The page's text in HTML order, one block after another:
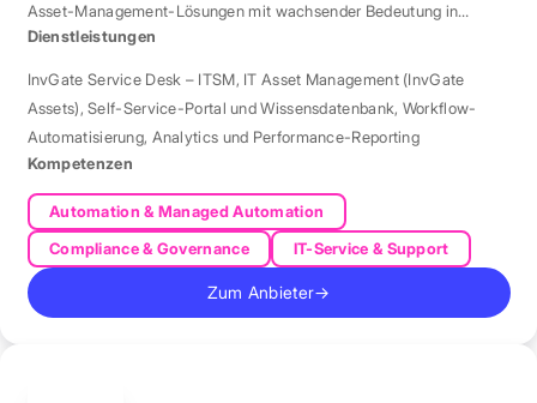
Asset-Management-Lösungen mit wachsender Bedeutung in
Europa.
Dienstleistungen
InvGate Service Desk – ITSM, IT Asset Management (InvGate
Assets),Self-Service-Portal und Wissensdatenbank, Workflow-
Automatisierung, Analytics und Performance-Reporting
Kompetenzen
Automation & Managed Automation
Compliance & Governance
IT-Service & Support
Zum Anbieter→